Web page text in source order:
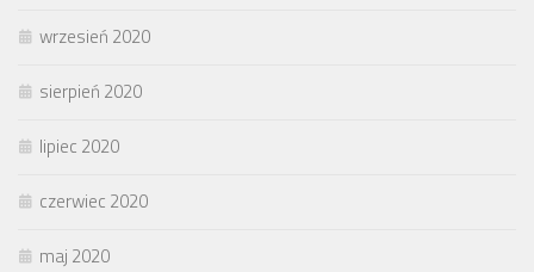
wrzesień 2020
sierpień 2020
lipiec 2020
czerwiec 2020
maj 2020